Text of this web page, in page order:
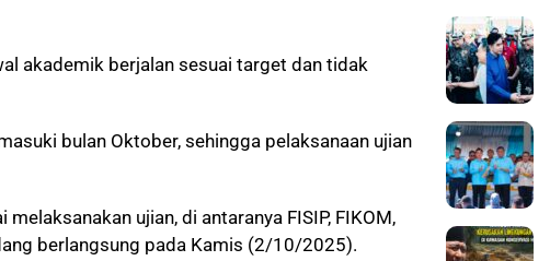
akademik berjalan sesuai target dan tidak
bulan Oktober, sehingga pelaksanaan ujian
ujian, di antaranya FISIP, FIKOM,
berlangsung pada Kamis (2/10/2025).